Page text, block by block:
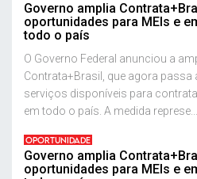
Governo amplia
oportunidades para MEIs e
todo o país
O Governo Federal anunciou a
Contrata+Brasil, que agora
serviços disponíveis para
em todo o país. A medida represe...
OPORTUNIDADE
Governo amplia
oportunidades para MEIs e